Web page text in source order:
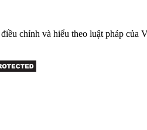
chỉnh và hiểu theo luật pháp của